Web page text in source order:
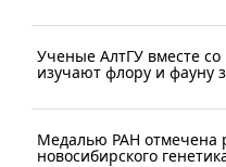
Ученые АлтГУ вместе
изучают флору и фауну
Медалью РАН отмечена
новосибирского